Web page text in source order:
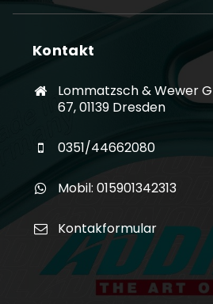
Kontakt
Lommatzsch & Wewer
67, 01139 Dresden
0351/44662080
Mobil: 015901342313
Kontakformular